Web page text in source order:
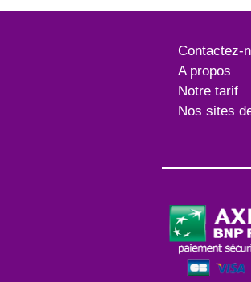
Contactez-
A propos
Notre tarif
Nos sites